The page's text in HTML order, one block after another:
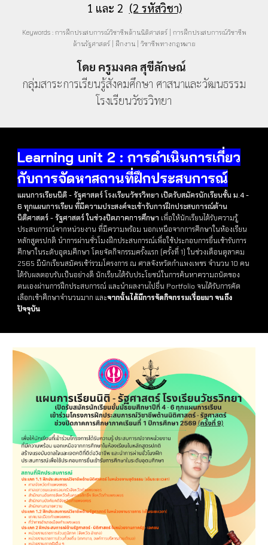
1 และ 2 (2 รหัสวิชา)
Keywords : การฝึกประสบการณ์วิชาชีพด้านนิติศาสตร์ | การฝึกประสบการณ์วิชาชีพ
ด้านรัฐศาสตร์ | ฝึกงาน | วิชาชีพทางกฎหมาย
โดย ครูมงคล สุขีลักษณ์
กลุ่มสาระการเรียนรู้สังคมศึกษา ศาสนาและวัฒนธรรม
โรงเรียนวัชรวิทยา
Learning unit 2 : การดำเนินการเกี่ยว
กับการจัดหาสถานที่ฝึกประสบการณ์
แผนการเรียนนิติ - รัฐศาสตร์ โรงเรียนวัชรวิทยา เปิดรับสมัครนักเรียนชั้น ม.4 -
6 ทุกแผนการเรียนที่มีความประสงค์จะเข้ารับการฝึกประสบการณ์ด้าน
นิติศาสตร์ - รัฐศาสตร์ ในช่วงปิดภาคการศึกษา เพื่อให้นักเรียนได้รับความรู้
ประสบการณ์จากหน่วยงาน ที่มีความพร้อม นอกเหนือจากการศึกษาในห้องเรียน
หลักสูตรปกติ นำการผ่านชั่วโมงฝึกประสบการณ์เพื่อใช้ประกอบการยื่นเข้ารับการ
ศึกษาในระดับอุดมศึกษา โดยจัดกิจกรรมครั้งแรก (ครั้งที่ 1) ในช่วงเดือนตุลาคม
2565 มีนักเรียนสมัครเข้า่รวมโครงการ ณ ศาลจังหวัดกำแพงเพชร จำนวน 10 คน
ได้รับผลตอบรับเป็นอย่างดี นักเรียนได้รับประโยชน์ในการค้นหาความถนัดของ
ตนเองผ่านการฝึกประสบการณ์ และนำผลงานไปยื่น Portfolio จนได้รับการคัด
เลือกเข้าศึกษาจำนวนมาก และจากนั้นได้มีการจัดกิจกรรมเรื่อยมา จนถึง
ปัจจุบัน